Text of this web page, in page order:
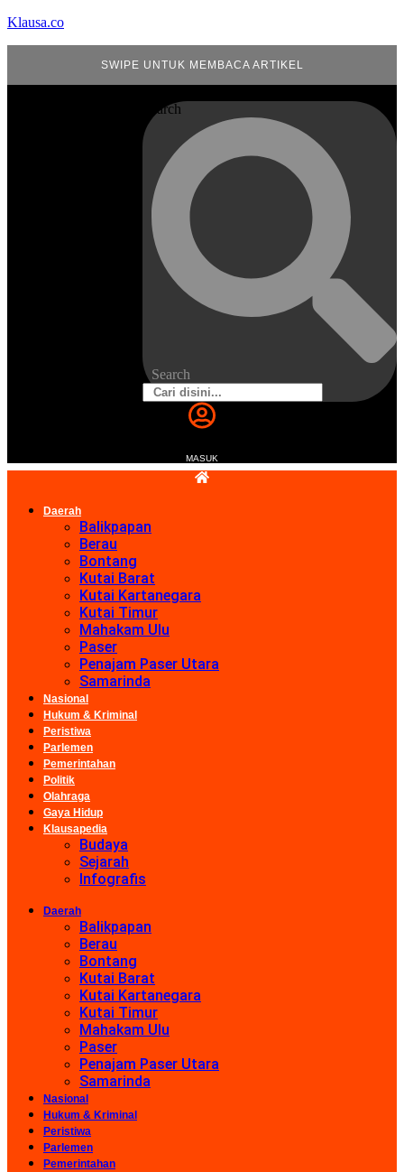
Klausa.co
SWIPE UNTUK MEMBACA ARTIKEL
Search
Search
MASUK
Daerah
Balikpapan
Berau
Bontang
Kutai Barat
Kutai Kartanegara
Kutai Timur
Mahakam Ulu
Paser
Penajam Paser Utara
Samarinda
Nasional
Hukum & Kriminal
Peristiwa
Parlemen
Pemerintahan
Politik
Olahraga
Gaya Hidup
Klausapedia
Budaya
Sejarah
Infografis
Daerah
Balikpapan
Berau
Bontang
Kutai Barat
Kutai Kartanegara
Kutai Timur
Mahakam Ulu
Paser
Penajam Paser Utara
Samarinda
Nasional
Hukum & Kriminal
Peristiwa
Parlemen
Pemerintahan